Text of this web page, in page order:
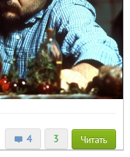
4 3 Читать